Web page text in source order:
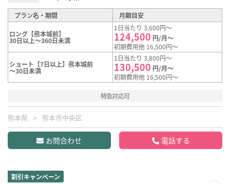
プラン名・期間 月額目安
ロング【熊本城前】
30日以上～360日未満
1日当たり 3,600円～
124,500 円/月～
初期費用他 16,500円～
ショート【7日以上】熊本城前
～30日未満
1日当たり 3,800円～
130,500 円/月～
初期費用他 16,500円～
特急対応可
熊本県 熊本市中央区
お問合わせ 電話する
割引キャンペーン